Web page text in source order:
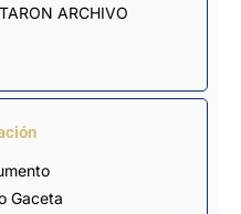
ARCHIVO
Gaceta